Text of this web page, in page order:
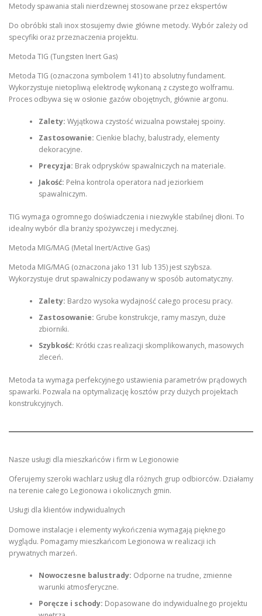
Metody spawania stali nierdzewnej stosowane przez ekspertów
Do obróbki stali inox stosujemy dwie główne metody. Wybór zależy od
specyfiki oraz przeznaczenia projektu.
Metoda TIG (Tungsten Inert Gas)
Metoda TIG (oznaczona symbolem 141) to absolutny fundament.
Wykorzystuje nietopliwą elektrodę wykonaną z czystego wolframu.
Proces odbywa się w osłonie gazów obojętnych, głównie argonu.
Zalety: Wyjątkowa czystość wizualna powstałej spoiny.
Zastosowanie: Cienkie blachy, balustrady, elementy
dekoracyjne.
Precyzja: Brak odprysków spawalniczych na materiale.
Jakość: Pełna kontrola operatora nad jeziorkiem
spawalniczym.
TIG wymaga ogromnego doświadczenia i niezwykle stabilnej dłoni. To
idealny wybór dla branży spożywczej i medycznej.
Metoda MIG/MAG (Metal Inert/Active Gas)
Metoda MIG/MAG (oznaczona jako 131 lub 135) jest szybsza.
Wykorzystuje drut spawalniczy podawany w sposób automatyczny.
Zalety: Bardzo wysoka wydajność całego procesu pracy.
Zastosowanie: Grube konstrukcje, ramy maszyn, duże
zbiorniki.
Szybkość: Krótki czas realizacji skomplikowanych, masowych
zleceń.
Metoda ta wymaga perfekcyjnego ustawienia parametrów prądowych
spawarki. Pozwala na optymalizację kosztów przy dużych projektach
konstrukcyjnych.
Nasze usługi dla mieszkańców i firm w Legionowie
Oferujemy szeroki wachlarz usług dla różnych grup odbiorców. Działamy
na terenie całego Legionowa i okolicznych gmin.
Usługi dla klientów indywidualnych
Domowe instalacje i elementy wykończenia wymagają pięknego
wyglądu. Pomagamy mieszkańcom Legionowa w realizacji ich
prywatnych marzeń.
Nowoczesne balustrady: Odporne na trudne, zmienne
warunki atmosferyczne.
Poręcze i schody: Dopasowane do indywidualnego projektu